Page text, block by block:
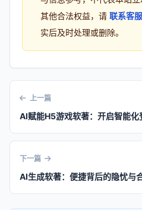
其他合法权益，请 联系客服
实后及时处理或删除。
上一篇
AI赋能H5游戏软著：开启智能化
下一篇
AI生成软著：便捷背后的隐忧与